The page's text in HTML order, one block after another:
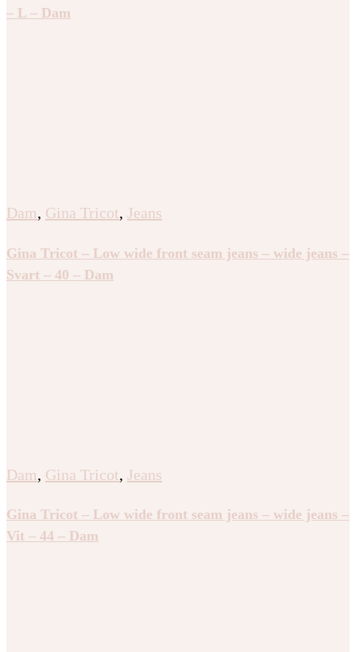
– L – Dam
Dam, Gina Tricot, Jeans
Gina Tricot – Low wide front seam jeans – wide jeans –
Svart – 40 – Dam
Dam, Gina Tricot, Jeans
Gina Tricot – Low wide front seam jeans – wide jeans –
Vit – 44 – Dam